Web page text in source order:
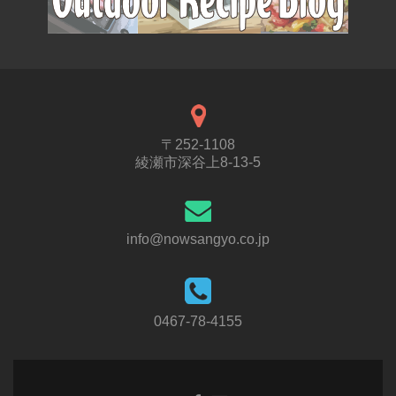
〒252-1108
綾瀬市深谷上8-13-5
info@nowsangyo.co.jp
0467-78-4155